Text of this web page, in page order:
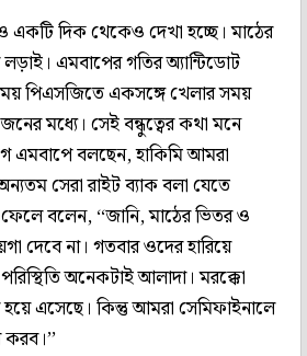
দিক থেকেও দেখা হচ্ছে। মাঠের
এমবাপের গতির অ্যান্টিডোট
পিএসজিতে একসঙ্গে খেলার সময়
মধ্যে। সেই বন্ধুত্বের কথা মনে
এমবাপে বলছেন, হাকিমি আমরা
অন্যতম সেরা রাইট ব্যাক বলা যেতে
বলেন, ‘‘জানি, মাঠের ভিতর ও
দেবে না। গতবার ওদের হারিয়ে
অনেকটাই আলাদা। মরক্কো
এসেছে। কিন্তু আমরা সেমিফাইনালে